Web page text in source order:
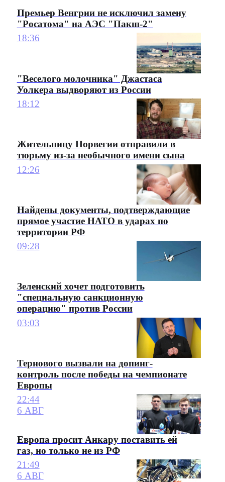
Премьер Венгрии не исключил замену
"Росатома" на АЭС "Пакш-2"
18:36
"Веселого молочника" Джастаса
Уолкера выдворяют из России
18:12
Жительницу Норвегии отправили в
тюрьму из-за необычного имени сына
12:26
Найдены документы, подтверждающие
прямое участие НАТО в ударах по
территории РФ
09:28
Зеленский хочет подготовить
"специальную санкционную
операцию" против России
03:03
Тернового вызвали на допинг-
контроль после победы на чемпионате
Европы
22:44
6 АВГ
Европа просит Анкару поставить ей
газ, но только не из РФ
21:49
6 АВГ